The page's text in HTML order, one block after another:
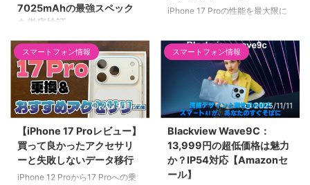
7025mAhの最強スペック
を徹底検証
2026年最新フラグシップ
「OPPO Find X9」を実機レビュ
ー！AnTuTu 300万点超えの
Dimensity 9500が生み出す圧倒
的レスポンスと、7,025mAhの
「氷河バッテリー」による驚異の
ブラッド監修カメラや、原神をス
トレスなく遊べる「バイパス充
電」など、スペックオタクも納得
の仕上がりを徹底網羅します。
iPhone 17 Proの性能を最大限に
紹介。高速充電器
（140W/45W）、MagSafeバッ
テリー（Anker Nano）、高耐久
ケースなど全商品の選び方を基準
別に解説。Anker、Spigen、
MOFTなど人気ブランドを網羅。
スマートフォン情報
2025/11/22
【iPhone 17 Proレビュー】
買って良かったアクセサリ
ーと失敗しないデータ移行
iPhone 12 Proから17 Proへの乗
スマートフォン情報
2025/11/11
Blackview Wave9C：
13,999円の超低価格は魅力
か？IP54対応【Amazonセ
ール】